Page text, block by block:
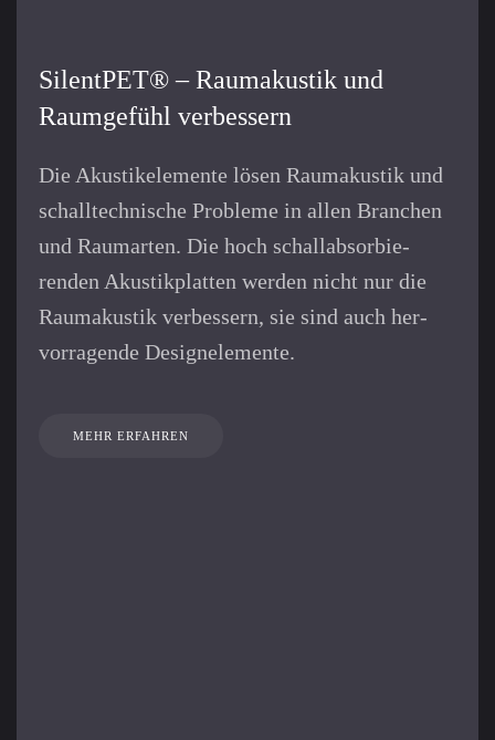
SilentPET® – Raumakustik und
Raumgefühl verbessern
Die Akustikelemente lösen Raum­akustik und
schall­technische Pro­bleme in allen Branchen
und Raum­arten. Die hoch schall­ab­sor­bie­
renden Akustik­platten werden nicht nur die
Raum­akustik verbes­sern, sie sind auch her­
vor­ragende Design­elemente.
MEHR ERFAHREN